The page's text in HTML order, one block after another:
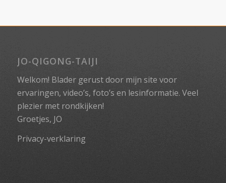
JO-QIGONG-TAIJI
Welkom! Blader gerust door mijn site voor
ervaringen, video’s, foto’s en lesinformatie. Veel
plezier met rondkijken!
Groetjes, JO
Privacy-verklaring